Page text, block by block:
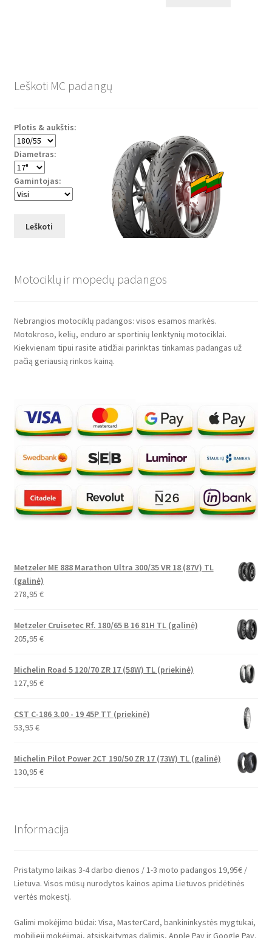
Leškoti MC padangų
Plotis & aukštis:
Diametras:
Gamintojas:
Leškoti
Motociklų ir mopedų padangos
Nebrangios motociklų padangos: visos esamos markės.
Motokroso, kelių, enduro ar sportinių lenktynių motociklai.
Kiekvienam tipui rasite atidžiai parinktas tinkamas padangas už
pačią geriausią rinkos kainą.
Metzeler ME 888 Marathon Ultra 300/35 VR 18 (87V) TL
(galinė)
278,95 €
Metzeler Cruisetec Rf. 180/65 B 16 81H TL (galinė)
205,95 €
Michelin Road 5 120/70 ZR 17 (58W) TL (priekinė)
127,95 €
CST C-186 3.00 - 19 45P TT (priekinė)
53,95 €
Michelin Pilot Power 2CT 190/50 ZR 17 (73W) TL (galinė)
130,95 €
Informacija
Pristatymo laikas 3-4 darbo dienos / 1-3 moto padangos 19,95€ /
Lietuva. Visos mūsų nurodytos kainos apima Lietuvos pridėtinės
vertės mokestį.
Galimi mokėjimo būdai: Visa, MasterCard, bankininkystės mygtukai,
mobilieji mokėjimai, atsiskaitymas dalimis, Apple Pay ir Google Pay.